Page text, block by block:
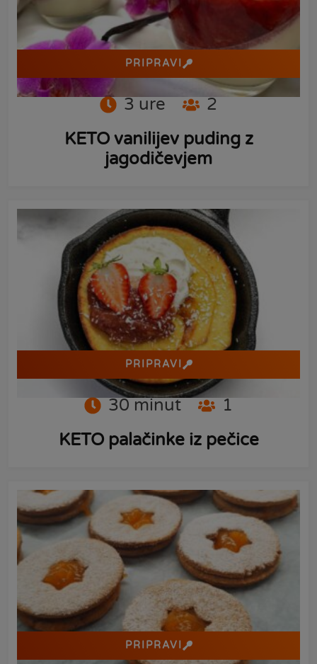
PRIPRAVI
3 ure
2
KETO vanilijev puding z
jagodičevjem
PRIPRAVI
30 minut
1
KETO palačinke iz pečice
PRIPRAVI